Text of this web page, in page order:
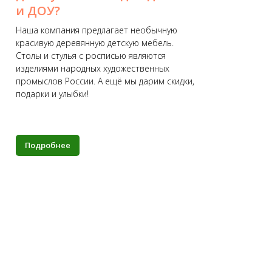
и ДОУ?
Наша компания предлагает необычную
красивую деревянную детскую мебель.
Столы и стулья с росписью являются
изделиями народных художественных
промыслов России. А ещё мы дарим скидки,
подарки и улыбки!
Подробнее